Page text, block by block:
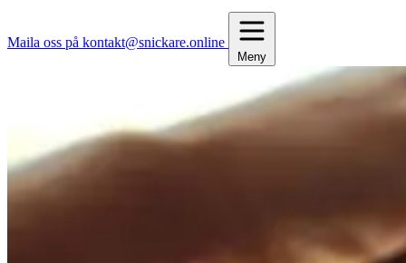
Maila oss på kontakt@snickare.online
Meny